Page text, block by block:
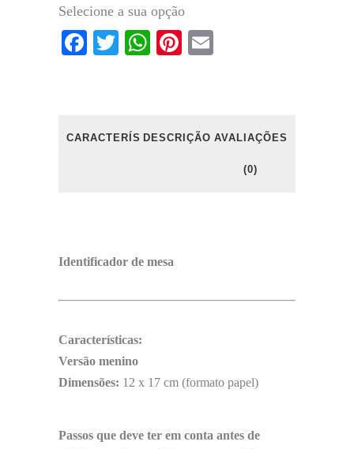
Selecione a sua opção
Facebook
TwitterWhatsApp
Pinterest
CARACTERÍSTICASDESCRIÇÃO AVALIAÇÕES
(0)
Identificador de mesa
Características:
Versão menino
Dimensões: 12 x 17 cm (formato papel)
Passos que deve ter em conta antes de